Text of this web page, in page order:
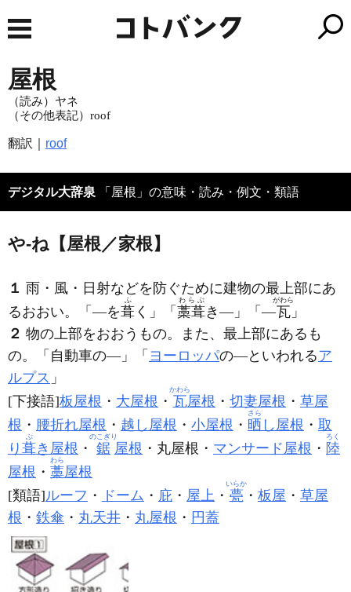
屋根
（読み）ヤネ
（その他表記）roof
翻訳｜ roof
デジタル大辞泉 「屋根」の意味・読み・例文・類語
や‐ね【屋根／家根】
１ 雨・風・日射などを防ぐために建物の最上部にあ
るおおい。「―を葺
ふ
く」「 藁葺
わらぶ
き―」「―瓦
がわら
」
２ 物の上部をおおうもの。また、最上部にあるも
の。「自動車の―」「 ヨーロッパの―といわれるア
ルプス 」
[下接語]板屋根 ・ 大屋根 ・ 瓦
かわら
屋根 ・ 切妻屋根 ・ 草屋
根 ・ 腰折れ屋根 ・ 越し屋根 ・ 小屋根 ・ 晒
さら
し屋根 ・ 取
り 葺
ぶ
き屋根 ・ 鋸
のこぎり
屋根 ・丸屋根・ マンサード屋根 ・ 陸
ろく
屋根 ・ 藁
わら
屋根
[類語]ルーフ ・ ドーム ・ 庇 ・ 屋上 ・ 甍
いらか
・ 板屋 ・ 草屋
根 ・ 鉄傘 ・ 丸天井 ・ 丸屋根 ・ 円蓋